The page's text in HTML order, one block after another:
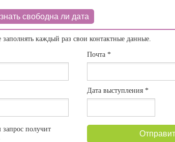
свободна ли дата
заполнять каждый раз свои контактные данные.
получит
Почта*
Дата выступления*